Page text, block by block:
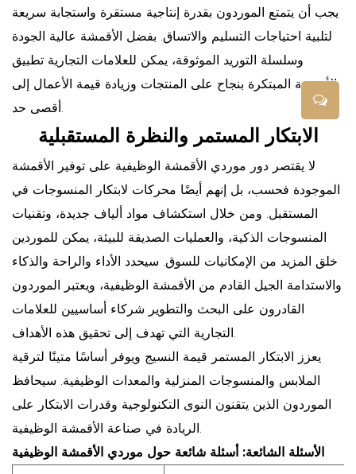
يجب أن يتمتع الموردون بقدرة إنتاجية مستقرة واستجابة سريعة
لتلبية احتياجات التسليم والاتساق. بفضل الأقمشة عالية الجودة
وسلسلة التوريد الموثوقة، يمكن للعلامات التجارية تطبيق
الأقمشة المبتكرة بنجاح على المنتجات وزيادة قيمة الأعمال إلى
الابتكار المستمر والنظرة المستقبلية
لا يقتصر دور موردي الأقمشة الوظيفية على توفير الأقمشة
الموجودة فحسب، بل إنهم أيضًا محركات لابتكار المنسوجات في
المستقبل. ومن خلال استكشاف مواد ألياف جديدة، وتقنيات
المنسوجات الذكية، والعمليات الصديقة للبيئة، يمكن للموردين
خلق المزيد من الإمكانيات للسوق. سيحدد الأداء والراحة والذكاء
والاستدامة الجيل القادم من الأقمشة الوظيفية، ويعتبر الموردون
القادرون على البحث والتطوير شركاء أساسيين للعلامات
يعزز الابتكار المستمر قيمة النسيج ويوفر أساسًا متينًا لترقية
الملابس والمنسوجات المنزلية والمعدات الوظيفية. سيحافظ
الموردون الذين يتقنون النوى التكنولوجية وقدرات الابتكار على
الأسئلة الشائعة: أسئلة شائعة حول موردي الأقمشة الوظيفية